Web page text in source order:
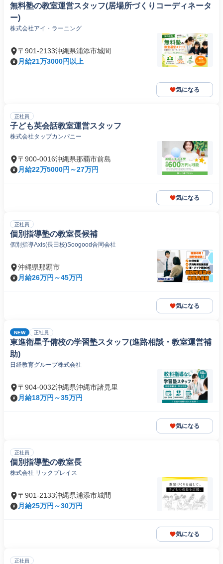
無料塾の教室運営スタッフ(居場所づくりコーディネータ
ー)
株式会社アイ・ラーニング
〒901-2133沖縄県浦添市城間
月給21万3000円以上
気になる
正社員
子ども英会話教室運営スタッフ
株式会社タップカンパニー
〒900-0016沖縄県那覇市前島
月給22万5000円～27万円
気になる
正社員
個別指導塾の教室長候補
個別指導Axis(長田校)Soogood合同会社
沖縄県那覇市
月給26万円～45万円
気になる
NEW 正社員
東進衛星予備校の学習塾スタッフ(進路相談・教室運営補
助)
日経教育グループ株式会社
〒904-0032沖縄県沖縄市諸見里
月給18万円～35万円
気になる
正社員
個別指導塾の教室長
株式会社 リックプレイス
〒901-2133沖縄県浦添市城間
月給25万円～30万円
気になる
正社員